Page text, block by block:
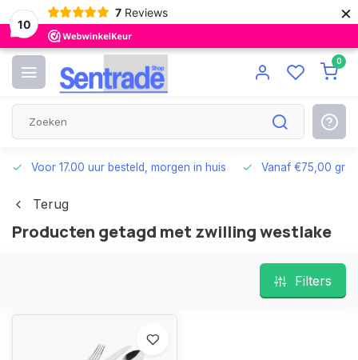
10
7 Reviews ×
0
Voor 17.00 uur besteld, morgen in huis Vanaf €75,00
Terug
Producten getagd met zwilling westlake
Filters